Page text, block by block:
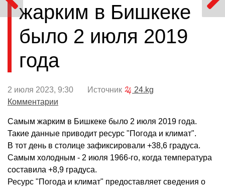
жарким в Бишкеке
было 2 июля 2019
года
2 июля 2023, 9:30 Источник
24.kg
Комментарии
Самым жарким в Бишкеке было 2 июля 2019 года.
Такие данные приводит ресурс "Погода и климат".
В тот день в столице зафиксировали +38,6 градуса.
Самым холодным - 2 июля 1966-го, когда температура
составила +8,9 градуса.
Ресурс "Погода и климат" предоставляет сведения о